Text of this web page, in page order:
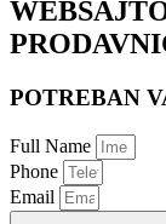
POTREBAN
Full Name
Phone
Email